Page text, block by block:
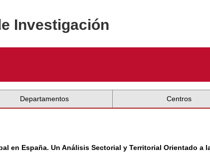
Investigación
Departamentos Centros
en España. Un Análisis Sectorial y Territorial Orientado a